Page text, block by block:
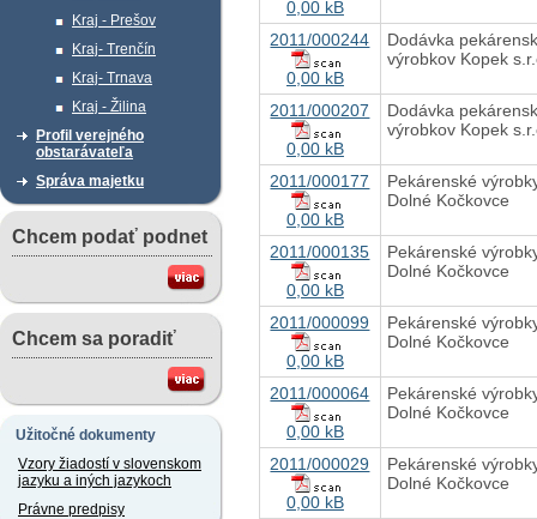
Kraj - Prešov
Kraj- Trenčín
Kraj- Trnava
Kraj - Žilina
Profil verejného
obstarávateľa
Správa majetku
Chcem podať podnet
Chcem sa poradiť
Užitočné dokumenty
Vzory žiadostí v slovenskom
jazyku a iných jazykoch
Právne predpisy
0,00 kB
2011/000244
0,00 kB
Dodávka
výrobkov Kopek
2011/000207
0,00 kB
Dodávka
výrobkov Kopek
2011/000177
0,00 kB
Pekárenské
Dolné Kočkovce
2011/000135
0,00 kB
Pekárenské
Dolné Kočkovce
2011/000099
0,00 kB
Pekárenské
Dolné Kočkovce
2011/000064
0,00 kB
Pekárenské
Dolné Kočkovce
2011/000029
0,00 kB
Pekárenské
Dolné Kočkovce